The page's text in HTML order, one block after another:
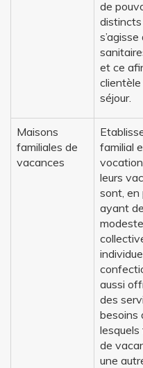
de
distincts
et ce
séjour.
Maisons
familiales de
vacances
familial
leurs
sont, en
ayant
aussi
des
besoins
de
une